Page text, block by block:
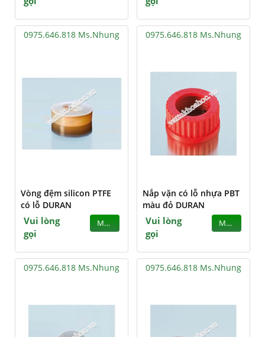
0975.646.818 Ms.Nhung
Vòng đệm silicon PTFE
có lỗ DURAN
Vui lòng
gọi
MUA
0975.646.818 Ms.Nhung
Nắp vặn có lỗ nhựa PBT
màu đỏ DURAN
Vui lòng
gọi
MUA
0975.646.818 Ms.Nhung 0975.646.818 Ms.Nhung